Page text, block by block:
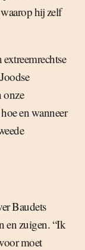
hij zelf
onze
en wanneer
Baudets
en zuigen. “Ik
moet